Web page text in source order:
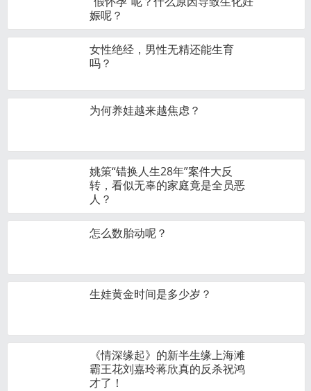
娠呢？
女性绝经，男性无精还能生育
吗？
为何养娃越来越焦虑？
姚策“错换人生28年”案件大反
转，看似无辜的家庭竟是全员恶
人？
怎么数胎动呢？
生娃黄金时间是多少岁？
《情深缘起》的新半生缘上海滩
霸王花刘嘉玲蒋欣真的反杀祝鸿
才了！